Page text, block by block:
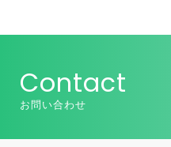
Contact
お問い合わせ